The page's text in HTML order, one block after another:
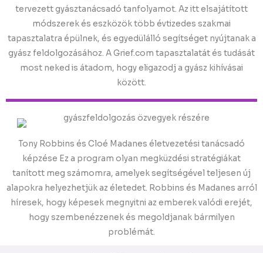
tervezett gyásztanácsadó tanfolyamot. Az itt elsajátított
módszerek és eszközök több évtizedes szakmai
tapasztalatra épülnek, és egyedülálló segítséget nyújtanak a
gyász feldolgozásához. A Grief.com tapasztalatát és tudását
most neked is átadom, hogy eligazodj a gyász kihívásai
között.
Tony Robbins és Cloé Madanes életvezetési tanácsadó
képzése Ez a program olyan megküzdési stratégiákat
tanított meg számomra, amelyek segítségével teljesen új
alapokra helyezhetjük az életedet. Robbins és Madanes arról
híresek, hogy képesek megnyitni az emberek valódi erejét,
hogy szembenézzenek és megoldjanak bármilyen
problémát.